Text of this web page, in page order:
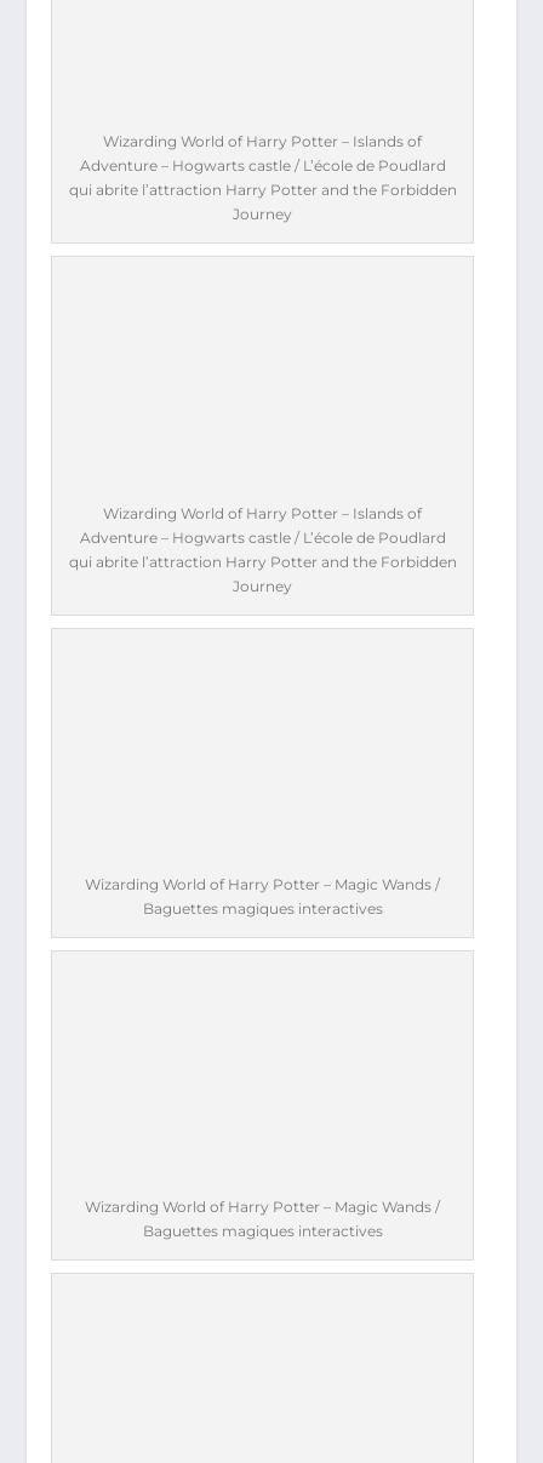
Wizarding World of Harry Potter – Islands of
Adventure – Hogwarts castle / L’école de Poudlard
qui abrite l’attraction Harry Potter and the Forbidden
Journey
Wizarding World of Harry Potter – Islands of
Adventure – Hogwarts castle / L’école de Poudlard
qui abrite l’attraction Harry Potter and the Forbidden
Journey
Wizarding World of Harry Potter – Magic Wands /
Baguettes magiques interactives
Wizarding World of Harry Potter – Magic Wands /
Baguettes magiques interactives